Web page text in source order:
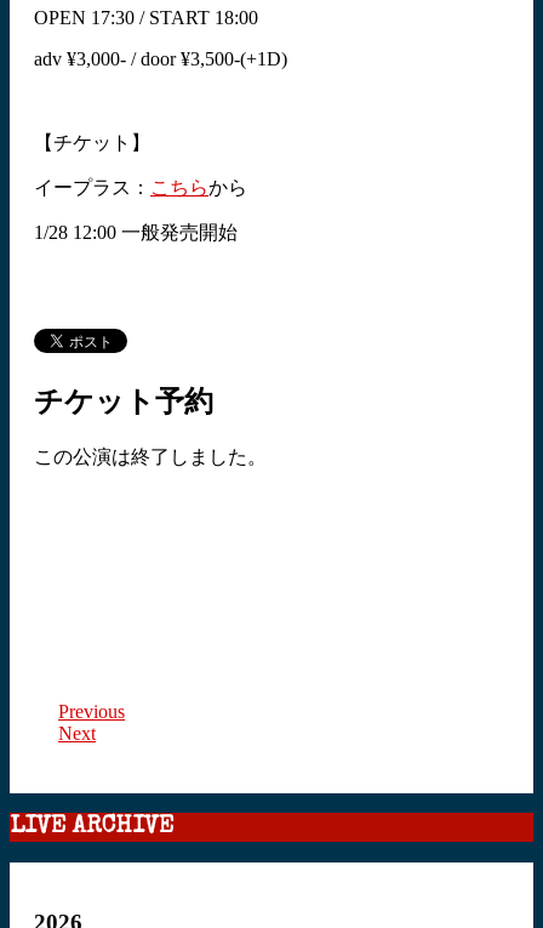
OPEN 17:30 / START 18:00
adv ¥3,000- / door ¥3,500-(+1D)
【チケット】
イープラス： こちらから
1/28 12:00 一般発売開始
チケット予約
この公演は終了しました。
Previous
Next
LIVE ARCHIVE
2026